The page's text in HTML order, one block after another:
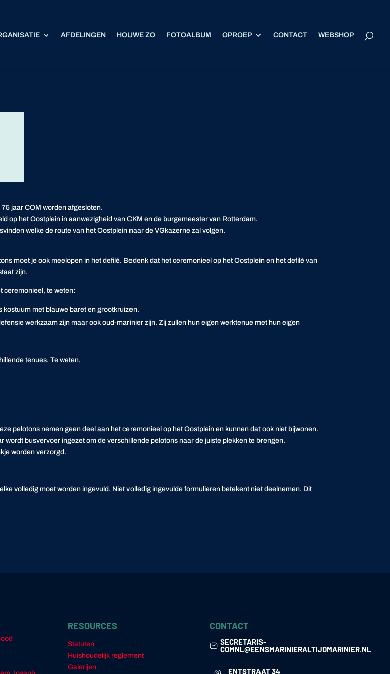
AFDELINGEN HOUWE ZO FOTOALBUM OPROEP CONTACT WEBSHOP
jaar COM worden afgesloten.
op het Oostplein in aanwezigheid van CKM en de burgemeester van Rotterdam.
welke de route van het Oostplein naar de VGkazerne zal volgen.
moet je ook meelopen in het defilé. Bedenk dat het ceremonieel op het Oostplein en het defilé van
zijn.
ceremonieel, te weten:
met blauwe baret en grootkruizen.
werkzaam zijn maar ook oud-marinier zijn. Zij zullen hun eigen werktenue met hun eigen
tenues. Te weten,
pelotons nemen geen deel aan het ceremonieel op het Oostplein en kunnen dat ook niet bijwonen.
busvervoer ingezet om de verschillende pelotons naar de juiste plekken te brengen.
worden verzorgd.
volledig moet worden ingevuld. Niet volledig ingevulde formulieren betekent niet deelnemen. Dit
RESOURCES
Statuten
Huishoudelijk reglement
Galerijen
CONTACT
SECRETARIS-
COMNL@EENSMARINIERALTIJDMARINIER.NL
ENTSTRAAT 34